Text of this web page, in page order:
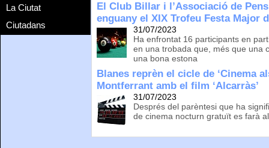
La Ciutat
Ciutadans
El Club Billar i l’Associació de
enguany el XIX Trofeu Festa Major
31/07/2023
Ha enfrontat 16 participants en
en una trobada que, més que una
una bona estona
Blanes reprèn el cicle de ‘Cinema
Montferrant amb el film ‘Alcarràs’
31/07/2023
Després del parèntesi que ha
de cinema nocturn gratuït es farà